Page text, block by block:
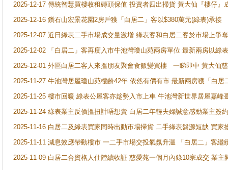
2025-12-17 傳統智慧買樓收租磚頭保值 投資者四出掃貨 黃大仙『樓仔
2025-12-16 鑽石山宏景花園2房戶獲「白居二」客以$380萬元(綠表)承接
2025-12-07 近日綠表二手市場成交量激增 綠表客和白居二客於市場上
2025-12-02 「白居二」客再度入市牛池灣瓊山苑兩房單位 最新兩房以綠
2025-12-01 外區白居二客人來搵朋友聚會食飯變買樓 一睇即中 黃大仙
2025-11-27 牛池灣居屋瓊山苑樓齢42年 依然有價有市 最新兩房獲「白居
2025-11-25 樓市回暖 綠表公屋客亦趁勢入市上車 牛池灣新世界居屋嘉峰
2025-11-24 綠表業主反價搵扭計唔想賣 白居二年輕夫婦誠意感動業主簽
2025-11-16 白居二及綠表買家同時出動市場掃貨 二手綠表盤源短缺 買
2025-11-11 減息效應帶動樓市 一二手市場交投氣氛升温 「白居二」客
2025-11-09 白居二合資格人仕陸續收証 慈愛苑一個月內錄10宗成交 業